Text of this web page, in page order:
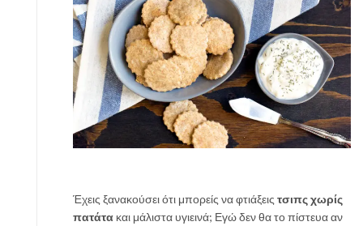
Έχεις ξανακούσει ότι μπορείς να φτιάξεις τσιπς χωρίς
πατάτα και μάλιστα υγιεινά; Εγώ δεν θα το πίστευα αν